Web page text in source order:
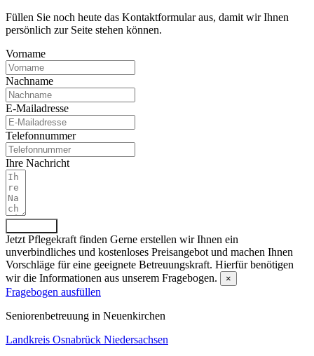
Füllen Sie noch heute das Kontaktformular aus, damit wir Ihnen
persönlich zur Seite stehen können.
Vorname
Nachname
E-Mailadresse
Telefonnummer
Ihre Nachricht
Jetzt Pflegekraft finden Gerne erstellen wir Ihnen ein
unverbindliches und kostenloses Preisangebot und machen Ihnen
Vorschläge für eine geeignete Betreuungskraft. Hierfür benötigen
wir die Informationen aus unserem Fragebogen.
×
Fragebogen ausfüllen
Senioren­betreuung in Neuenkirchen
Landkreis Osnabrück Niedersachsen